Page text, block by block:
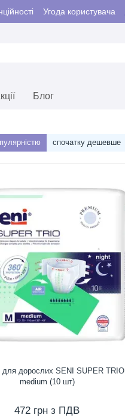
Угода користувача
Блог
спочатку дешевше
для дорослих SENI SUPER TRIO
medium (10 шт)
472 грн з ПДВ